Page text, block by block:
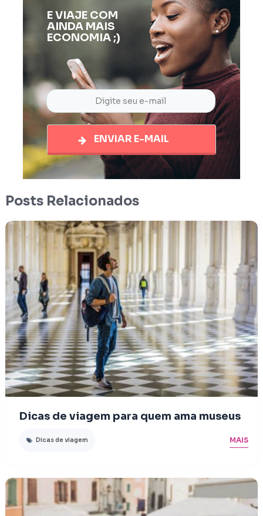
E VIAJE COM
AINDA MAIS
ECONOMIA ;)
ENVIAR E-MAIL
Posts Relacionados
Dicas de viagem para quem ama museus
Dicas de viagem MAIS